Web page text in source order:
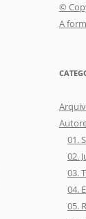
©
A
01.
02.
03.
04.
05.